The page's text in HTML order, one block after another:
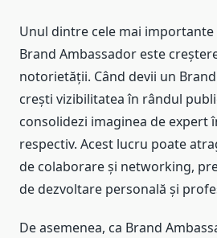
Unul dintre cele mai
Brand Ambassador este
notorietății. Când devii un
crești vizibilitatea în rândul
consolidezi imaginea de expert
respectiv. Acest lucru poate
de colaborare și networking,
de dezvoltare personală și
De asemenea, ca Brand